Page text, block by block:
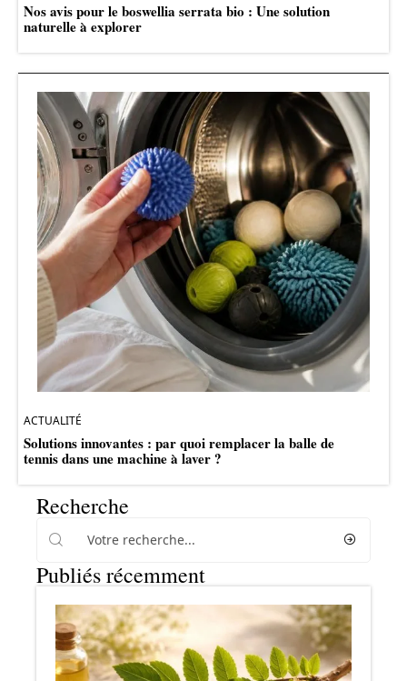
Nos avis pour le boswellia serrata bio : Une solution
naturelle à explorer
ACTUALITÉ
Solutions innovantes : par quoi remplacer la balle de
tennis dans une machine à laver ?
Recherche
Publiés récemment